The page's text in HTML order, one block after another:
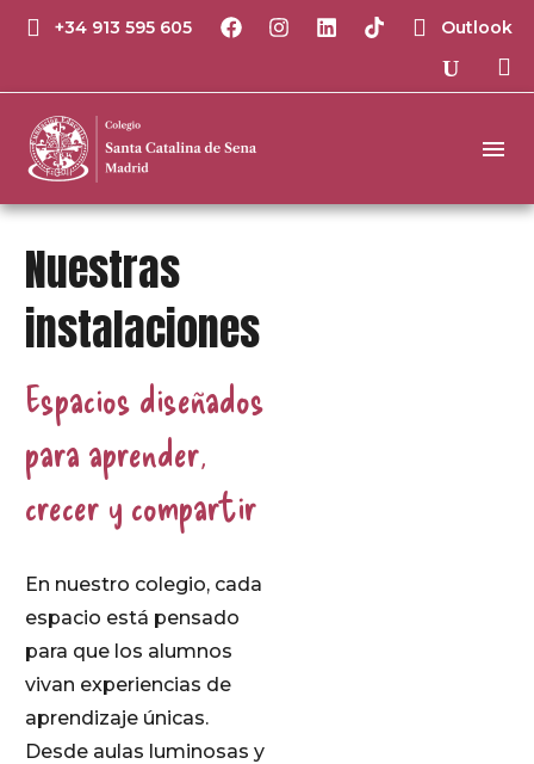
+34 913 595 605 Outlook
Nuestras
instalaciones
Espacios diseñados
para aprender,
crecer y compartir
En nuestro colegio, cada
espacio está pensado
para que los alumnos
vivan experiencias de
aprendizaje únicas.
Desde aulas luminosas y